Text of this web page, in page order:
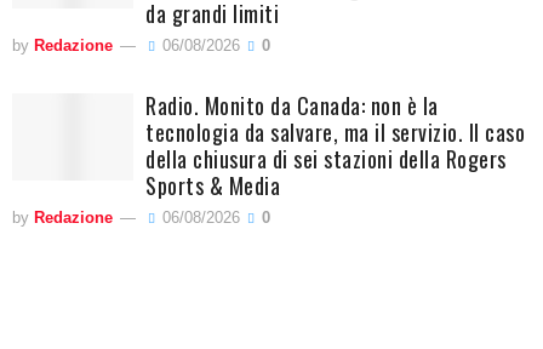
da grandi limiti
by Redazione 06/08/2026 0
Radio. Monito da Canada: non è la
tecnologia da salvare, ma il servizio. Il caso
della chiusura di sei stazioni della Rogers
Sports & Media
by Redazione 06/08/2026 0